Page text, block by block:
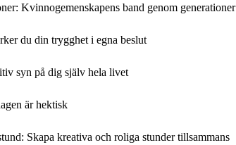
Kvinnogemenskapens band genom generationer
du din trygghet i egna beslut
syn på dig själv hela livet
är hektisk
Skapa kreativa och roliga stunder tillsammans